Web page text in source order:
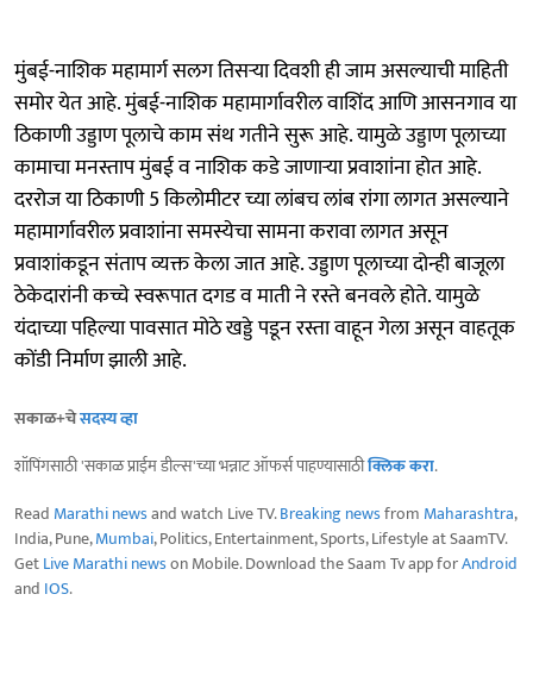
मुंबई-नाशिक महामार्ग सलग तिसऱ्या दिवशी ही जाम असल्याची माहिती
समोर येत आहे. मुंबई-नाशिक महामार्गावरील वाशिंद आणि आसनगाव या
ठिकाणी उड्डाण पूलाचे काम संथ गतीने सुरू आहे. यामुळे उड्डाण पूलाच्या
कामाचा मनस्ताप मुंबई व नाशिक कडे जाणाऱ्या प्रवाशांना होत आहे.
दररोज या ठिकाणी 5 किलोमीटर च्या लांबच लांब रांगा लागत असल्याने
महामार्गावरील प्रवाशांना समस्येचा सामना करावा लागत असून
प्रवाशांकडून संताप व्यक्त केला जात आहे. उड्डाण पूलाच्या दोन्ही बाजूला
ठेकेदारांनी कच्चे स्वरूपात दगड व माती ने रस्ते बनवले होते. यामुळे
यंदाच्या पहिल्या पावसात मोठे खड्डे पडून रस्ता वाहून गेला असून वाहतूक
कोंडी निर्माण झाली आहे.
सकाळ+चेसदस्य व्हा
शॉपिंगसाठी 'सकाळ प्राईम डील्स'च्या भन्नाट ऑफर्स पाहण्यासाठीक्लिक करा.
Read Marathi newsand watch Live TV.Breaking newsfrom Maharashtra,
India, Pune,Mumbai, Politics, Entertainment, Sports, Lifestyle at SaamTV.
GetLive Marathi newson Mobile. Download the Saam Tv app forAndroid
and IOS.